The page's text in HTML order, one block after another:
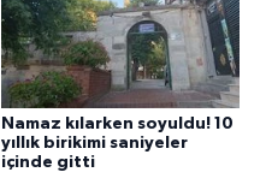
Namaz kılarken soyuldu! 10
yıllık birikimi saniyeler
içinde gitti